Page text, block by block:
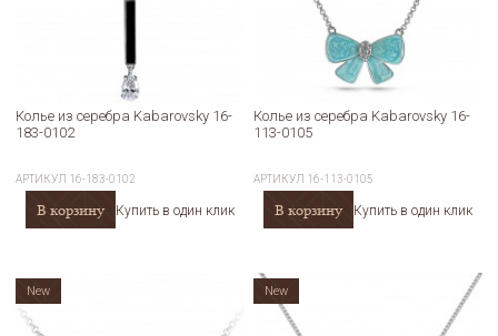
Колье из серебра Kabarovsky 16-
183-0102
АРТИКУЛ 16-183-0102
В корзину Купить в один клик
Колье из серебра Kabarovsky 16-
113-0105
АРТИКУЛ 16-113-0105
В корзину Купить в один клик
New New